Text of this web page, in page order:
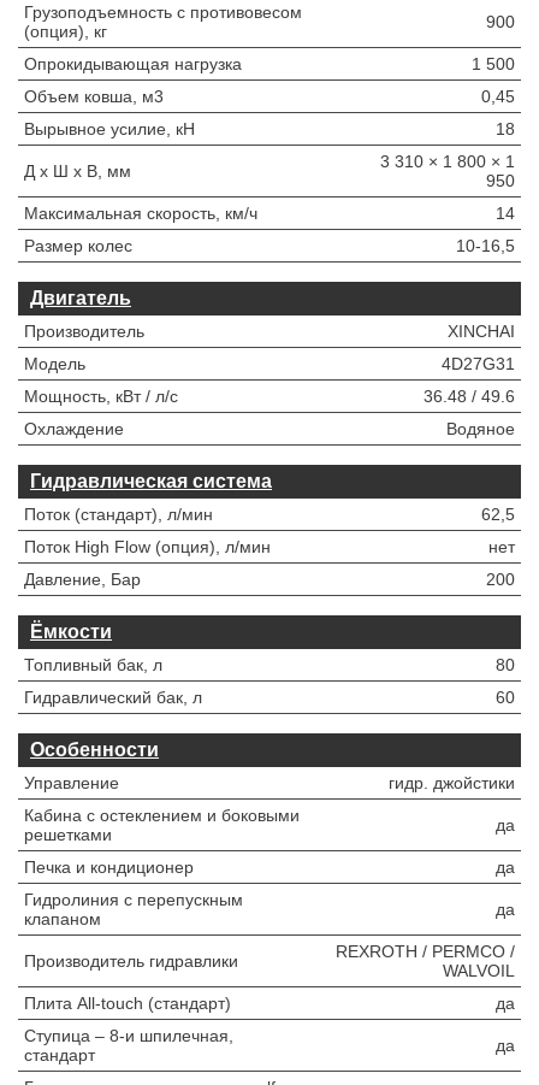
Грузоподъемность с противовесом
(опция), кг
900
Опрокидывающая нагрузка
1 500
Объем ковша, м3
0,45
Вырывное усилие, кН
18
Д х Ш х В, мм
3 310 × 1 800 × 1
950
Максимальная скорость, км/ч
14
Размер колес
10-16,5
Двигатель
Производитель
XINCHAI
Модель
4D27G31
Мощность, кВт / л/с
36.48 / 49.6
Охлаждение
Водяное
Гидравлическая система
Поток (стандарт), л/мин
62,5
Поток High Flow (опция), л/мин
нет
Давление, Бар
200
Ёмкости
Топливный бак, л
80
Гидравлический бак, л
60
Особенности
Управление
гидр. джойстики
Кабина с остеклением и боковыми
решетками
да
Печка и кондиционер
да
Гидролиния с перепускным
клапаном
да
Производитель гидравлики
REXROTH / PERMCO /
WALVOIL
Плита All-touch (стандарт)
да
Ступица – 8-и шпилечная,
стандарт
да